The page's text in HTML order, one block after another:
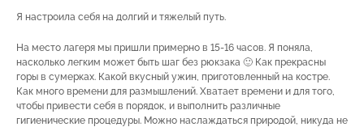
Я настроила себя на долгий и тяжелый путь.
На место лагеря мы пришли примерно в 15-16 часов. Я поняла,
насколько легким может быть шаг без рюкзака 🙂 Как прекрасны
горы в сумерках. Какой вкусный ужин, приготовленный на костре.
Как много времени для размышлений. Хватает времени и для того,
чтобы привести себя в порядок, и выполнить различные
гигиенические процедуры. Можно наслаждаться природой, никуда не